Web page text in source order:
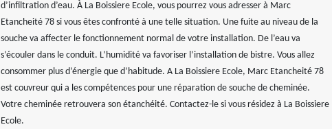
d’infiltration d’eau. À La Boissiere Ecole, vous pourrez vous adresser à Marc
Etancheité 78 si vous êtes confronté à une telle situation. Une fuite au niveau de la
souche va affecter le fonctionnement normal de votre installation. De l’eau va
s’écouler dans le conduit. L’humidité va favoriser l’installation de bistre. Vous allez
consommer plus d’énergie que d’habitude. A La Boissiere Ecole, Marc Etancheité 78
est couvreur qui a les compétences pour une réparation de souche de cheminée.
Votre cheminée retrouvera son étanchéité. Contactez-le si vous résidez à La Boissiere
Ecole.